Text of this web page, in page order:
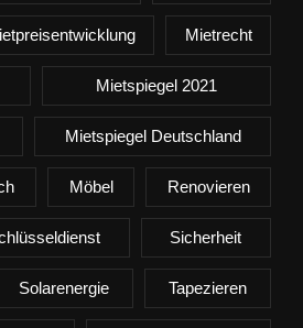
Mietrecht
Mietspiegel 2021
Mietspiegel Deutschland
Möbel Renovieren
Sicherheit
Solarenergie Tapezieren